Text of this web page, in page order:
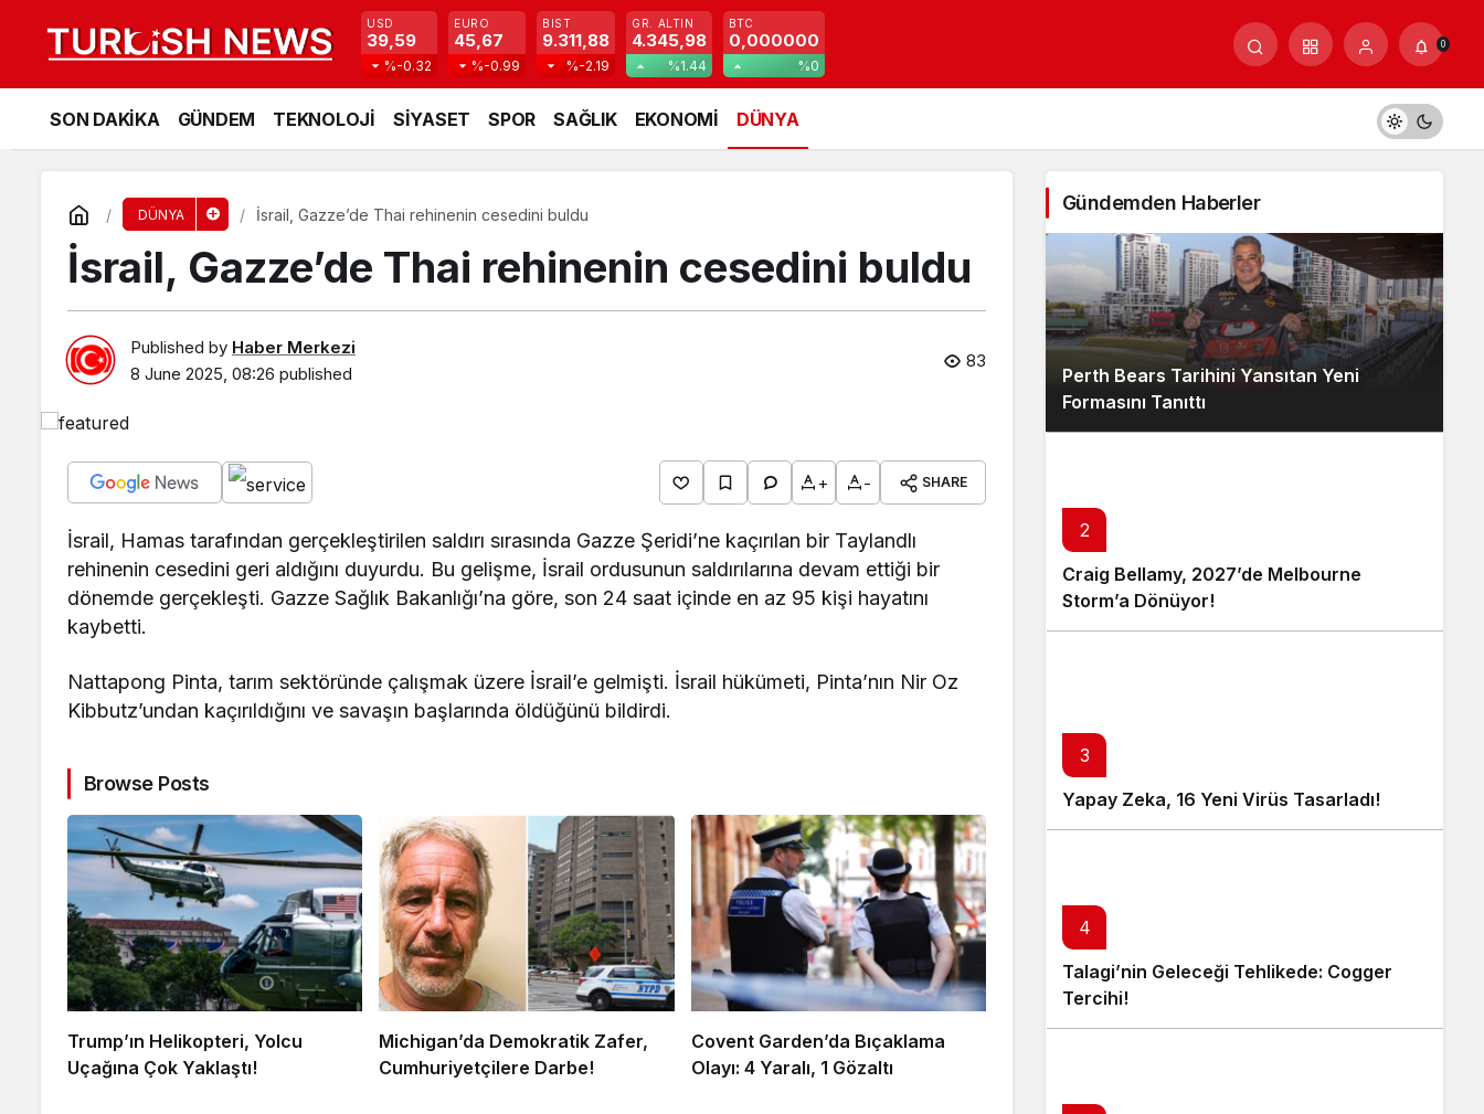
USD
39,59
%-0.32
EURO
45,67
%-0.99
BIST
9.311,88
%-2.19
GR. ALTIN
4.345,98
%1.44
BTC
0,000000
%0
0
SON DAKİKA GÜNDEM TEKNOLOJİ SİYASET SPOR SAĞLIK EKONOMİ DÜNYA
DÜNYA İsrail, Gazze’de Thai rehinenin cesedini buldu
İsrail, Gazze’de Thai rehinenin cesedini buldu
Published by Haber Merkezi
8 June 2025, 08:26 published
83
+ - SHARE
İsrail, Hamas tarafından gerçekleştirilen saldırı sırasında Gazze Şeridi’ne kaçırılan bir Taylandlı
rehinenin cesedini geri aldığını duyurdu. Bu gelişme, İsrail ordusunun saldırılarına devam ettiği bir
dönemde gerçekleşti. Gazze Sağlık Bakanlığı’na göre, son 24 saat içinde en az 95 kişi hayatını
kaybetti.
Nattapong Pinta, tarım sektöründe çalışmak üzere İsrail’e gelmişti. İsrail hükümeti, Pinta’nın Nir Oz
Kibbutz’undan kaçırıldığını ve savaşın başlarında öldüğünü bildirdi.
Browse Posts
Trump’ın Helikopteri, Yolcu
Uçağına Çok Yaklaştı!
Michigan’da Demokratik Zafer,
Cumhuriyetçilere Darbe!
Covent Garden’da Bıçaklama
Olayı: 4 Yaralı, 1 Gözaltı
Gündemden Haberler
Perth Bears Tarihini Yansıtan Yeni
Formasını Tanıttı
2
Craig Bellamy, 2027’de Melbourne
Storm’a Dönüyor!
3
Yapay Zeka, 16 Yeni Virüs Tasarladı!
4
Talagi’nin Geleceği Tehlikede: Cogger
Tercihi!